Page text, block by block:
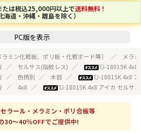
たは税込25,000円以上で送料無料！
海道・沖縄・離島を除く）
PC版を表示
ミン化粧板、ポリ板・化粧ボード等〕
メラ
セルサス(指紋レス)
TJ-18015K 4x8
色柄別 木目
TJ-18015K 4x8
4x8 TJ-18015K 4x8 アイカ セルサ
ラール・メラミン・ポリ合板等
30～40％OFFでご提供中!